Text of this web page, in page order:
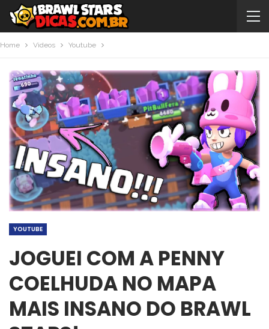
Home Videos Youtube
YOUTUBE
JOGUEI COM A PENNY
COELHUDA NO MAPA
MAIS INSANO DO BRAWL